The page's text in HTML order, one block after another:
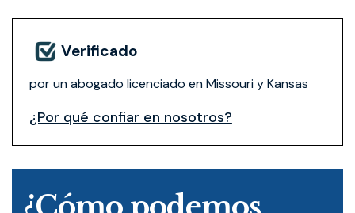
Verificado
por un abogado licenciado en Missouri y Kansas
¿Por qué confiar en nosotros?